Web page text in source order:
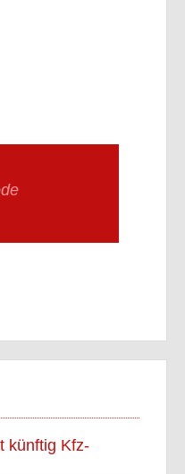
künftig Kfz-